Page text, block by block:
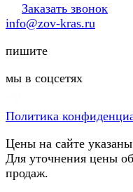
Заказать звонок
info@zov-kras.ru
пишите
мы в соцсетях
Политика
Цены на сайте
Для уточнения цены
продаж.